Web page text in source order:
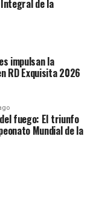
de la
impulsan la
RD Exquisita 2026
fuego: El triunfo
Mundial de la